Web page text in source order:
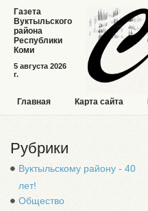
5 августа 2026
г.
Газета
Вуктыльского
района
Республики
Коми
Главная Карта сайта
Рубрики
Вуктыльскому району - 40
лет!
Общество